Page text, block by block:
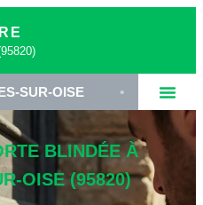
• SERRURERIE
BLINDÉE À
OISE (95820)